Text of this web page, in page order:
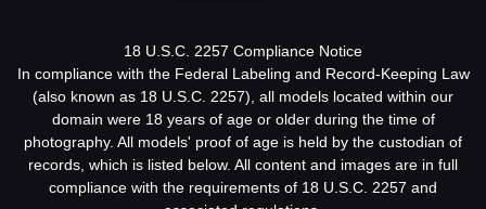
18 U.S.C. 2257 Compliance Notice
In compliance with the Federal Labeling and Record-Keeping Law
(also known as 18 U.S.C. 2257), all models located within our
domain were 18 years of age or older during the time of
photography. All models' proof of age is held by the custodian of
records, which is listed below. All content and images are in full
compliance with the requirements of 18 U.S.C. 2257 and